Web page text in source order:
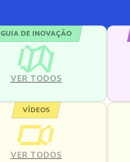
GUIA DE INOVAÇÃO
VER TODOS
VÍDEOS
VER TODOS